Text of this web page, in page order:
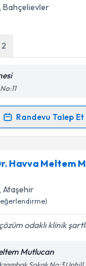
e-posta ile
işlenmesine
işlenmesini kabul
, Bahçelievler
2
Randevu Talep Et
Talebi
Saime Demirciiçin
Size bu uzmandan
e-
Havva Meltem
, Ataşehir
odaklı klinik
Mutlucan